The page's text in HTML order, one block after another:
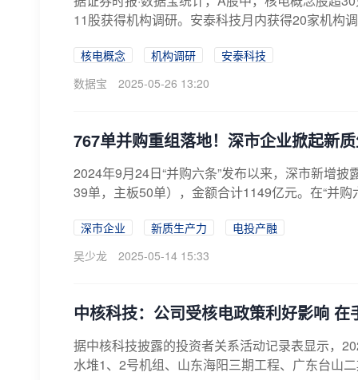
11股获得机构调研。安泰科技月内获得20家机构
核电概念 机构调研
安泰科技
数据宝
2025-05-26 13:20
767单并购重组落地！深市企业掀起新
2024年9月24日“并购六条”发布以来，深市新增
39单，主板50单），金额合计1149亿元。在“并
深市企业 新质生产力
电投产融
吴少龙
2025-05-14 15:33
中核科技：公司受核电政策利好影响 在
据中核科技披露的投资者关系活动记录表显示，
水堆1、2号机组、山东海阳三期工程、广东台山